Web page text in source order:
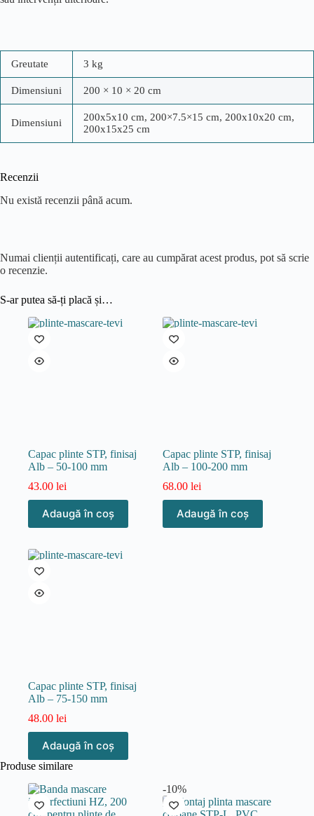
Greutate 3 kg
Dimensiuni 200 × 10 × 20 cm
Dimensiuni
200x5x10 cm, 200×7.5×15 cm, 200x10x20 cm,
200x15x25 cm
Recenzii
Nu există recenzii până acum.
Numai clienții autentificați, care au cumpărat acest produs, pot să scrie
o recenzie.
S-ar putea să-ți placă și…
Capac plinte STP, finisaj
Alb – 50-100 mm
43.00 lei
Adaugă în coș
Capac plinte STP, finisaj
Alb – 100-200 mm
68.00lei
Adaugă în coș
Capac plinte STP, finisaj
Alb – 75-150 mm
48.00 lei
Adaugă în coș
Produse similare
-10%